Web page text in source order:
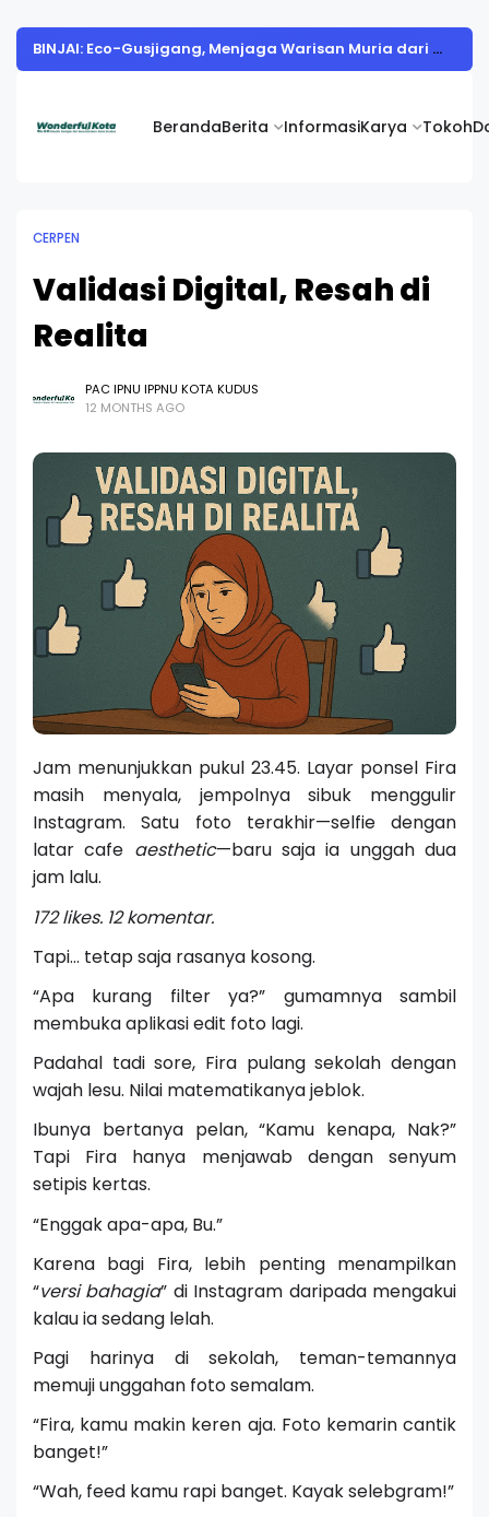
BerandaBerita InformasiKarya Tokoh
BINJAI: Eco-Gusjigang, Menjaga Warisan Muria dari Sudut Pandang Generasi Z
CERPEN
Validasi Digital, Resah di
Realita
PAC IPNU IPPNU KOTA KUDUS
12 MONTHS AGO
Jam menunjukkan pukul 23.45. Layar ponsel Fira
masih menyala, jempolnya sibuk menggulir
Instagram. Satu foto terakhir—selfie dengan
latar cafe aesthetic—baru saja ia unggah dua
jam lalu.
172 likes. 12 komentar.
Tapi… tetap saja rasanya kosong.
“Apa kurang filter ya?” gumamnya sambil
membuka aplikasi edit foto lagi.
Padahal tadi sore, Fira pulang sekolah dengan
wajah lesu. Nilai matematikanya jeblok.
Ibunya bertanya pelan, “Kamu kenapa, Nak?”
Tapi Fira hanya menjawab dengan senyum
setipis kertas.
“Enggak apa-apa, Bu.”
Karena bagi Fira, lebih penting menampilkan
“versi bahagia” di Instagram daripada mengakui
kalau ia sedang lelah.
Pagi harinya di sekolah, teman-temannya
memuji unggahan foto semalam.
“Fira, kamu makin keren aja. Foto kemarin cantik
banget!”
“Wah, feed kamu rapi banget. Kayak selebgram!”